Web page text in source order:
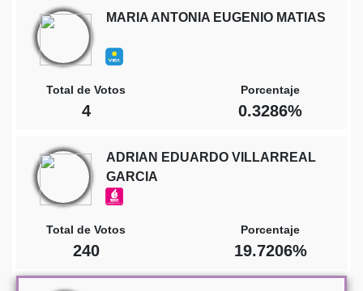
MARIA ANTONIA EUGENIO MATIAS
Total de Votos
4
Porcentaje
0.3286%
ADRIAN EDUARDO VILLARREAL
GARCIA
Total de Votos
240
Porcentaje
19.7206%